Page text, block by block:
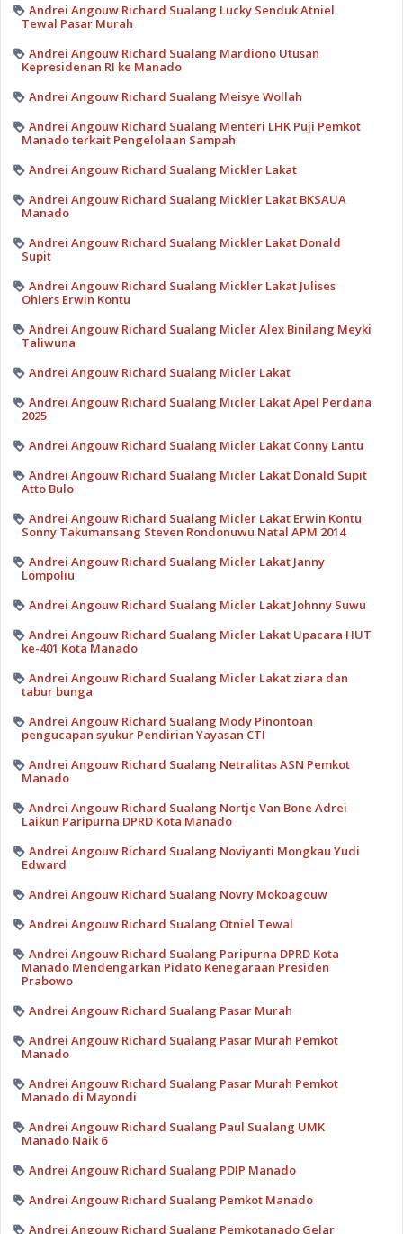
Andrei Angouw Richard Sualang Lucky Senduk Atniel
Tewal Pasar Murah
Andrei Angouw Richard Sualang Mardiono Utusan
Kepresidenan RI ke Manado
Andrei Angouw Richard Sualang Meisye Wollah
Andrei Angouw Richard Sualang Menteri LHK Puji Pemkot
Manado terkait Pengelolaan Sampah
Andrei Angouw Richard Sualang Mickler Lakat
Andrei Angouw Richard Sualang Mickler Lakat BKSAUA
Manado
Andrei Angouw Richard Sualang Mickler Lakat Donald
Supit
Andrei Angouw Richard Sualang Mickler Lakat Julises
Ohlers Erwin Kontu
Andrei Angouw Richard Sualang Micler Alex Binilang Meyki
Taliwuna
Andrei Angouw Richard Sualang Micler Lakat
Andrei Angouw Richard Sualang Micler Lakat Apel Perdana
2025
Andrei Angouw Richard Sualang Micler Lakat Conny Lantu
Andrei Angouw Richard Sualang Micler Lakat Donald Supit
Atto Bulo
Andrei Angouw Richard Sualang Micler Lakat Erwin Kontu
Sonny Takumansang Steven Rondonuwu Natal APM 2014
Andrei Angouw Richard Sualang Micler Lakat Janny
Lompoliu
Andrei Angouw Richard Sualang Micler Lakat Johnny Suwu
Andrei Angouw Richard Sualang Micler Lakat Upacara HUT
ke-401 Kota Manado
Andrei Angouw Richard Sualang Micler Lakat ziara dan
tabur bunga
Andrei Angouw Richard Sualang Mody Pinontoan
pengucapan syukur Pendirian Yayasan CTI
Andrei Angouw Richard Sualang Netralitas ASN Pemkot
Manado
Andrei Angouw Richard Sualang Nortje Van Bone Adrei
Laikun Paripurna DPRD Kota Manado
Andrei Angouw Richard Sualang Noviyanti Mongkau Yudi
Edward
Andrei Angouw Richard Sualang Novry Mokoagouw
Andrei Angouw Richard Sualang Otniel Tewal
Andrei Angouw Richard Sualang Paripurna DPRD Kota
Manado Mendengarkan Pidato Kenegaraan Presiden
Prabowo
Andrei Angouw Richard Sualang Pasar Murah
Andrei Angouw Richard Sualang Pasar Murah Pemkot
Manado
Andrei Angouw Richard Sualang Pasar Murah Pemkot
Manado di Mayondi
Andrei Angouw Richard Sualang Paul Sualang UMK
Manado Naik 6
Andrei Angouw Richard Sualang PDIP Manado
Andrei Angouw Richard Sualang Pemkot Manado
Andrei Angouw Richard Sualang Pemkotanado Gelar